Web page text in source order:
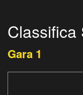
Gara 1